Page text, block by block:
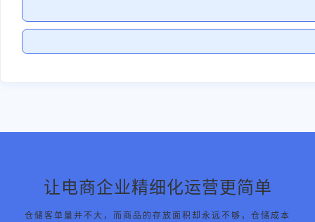
让电商企业精细化运营更简单
仓储客单量并不大，而商品的存放面积却永远不够，仓储成本